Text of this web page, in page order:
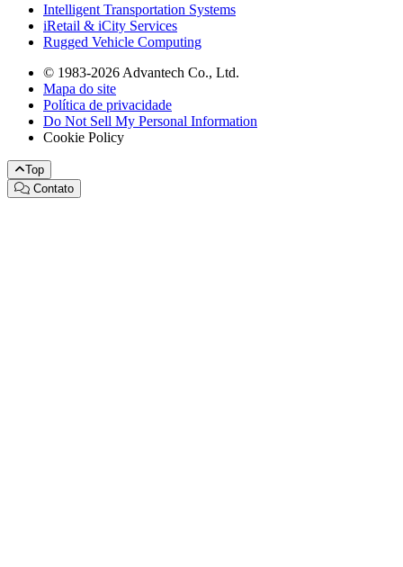
Intelligent Transportation Systems
iRetail & iCity Services
Rugged Vehicle Computing
© 1983-2026 Advantech Co., Ltd.
Mapa do site
Política de privacidade
Do Not Sell My Personal Information
Cookie Policy
Top
Contato